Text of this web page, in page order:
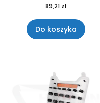
89,21 zł
Do koszyka